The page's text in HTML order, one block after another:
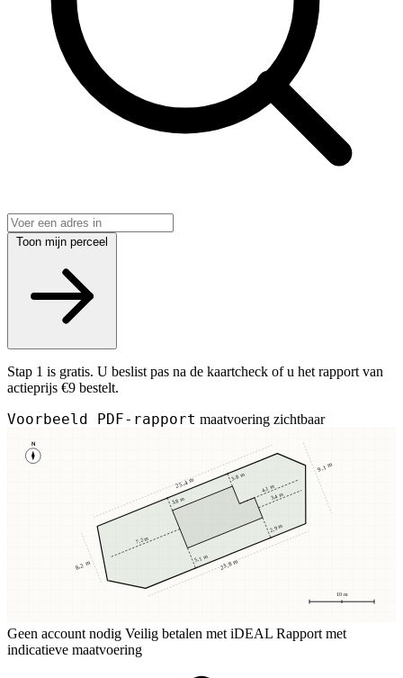
Toon mijn perceel
Stap 1 is gratis. U beslist pas na de kaartcheck of u het rapport van
actieprijs €9 bestelt.
Voorbeeld PDF-rapport maatvoering zichtbaar
N
10 m
3,8 m
3,8 m
5,1 m
2,9 m
7,2 m
3,4 m
4,1 m
25,4 m
23,8 m
8,2 m
9,1 m
Geen account nodig Veilig betalen met iDEAL Rapport met
indicatieve maatvoering